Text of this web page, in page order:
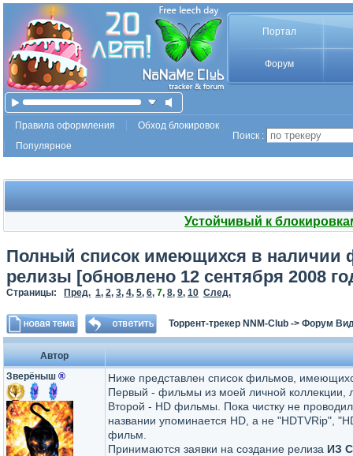
Портал
Форум
Правила оформления
Обход блокировок
Популярное
Поиск :
Устойчивый к
Полный список имеющихся в наличии
релизы [обновлено 12 сентября 2008
Страницы: Пред. 1, 2, 3, 4, 5, 6, 7, 8, 9, 10 След.
Торрент-трекер NNM-Club -> Форум
Автор
Зверёныш ®
Ниже представлен список фильмов,
Первый - фильмы из моей личной коллекции,
Второй - HD фильмы. Пока чистку не
названии упоминается HD, а не "HDTVRip",
фильм.
Принимаются заявки на создание релиза ИЗ